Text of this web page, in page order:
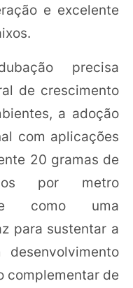
e excelente
precisa
de crescimento
a adoção
com aplicações
20 gramas de
por metro
se como uma
para sustentar a
complementar de